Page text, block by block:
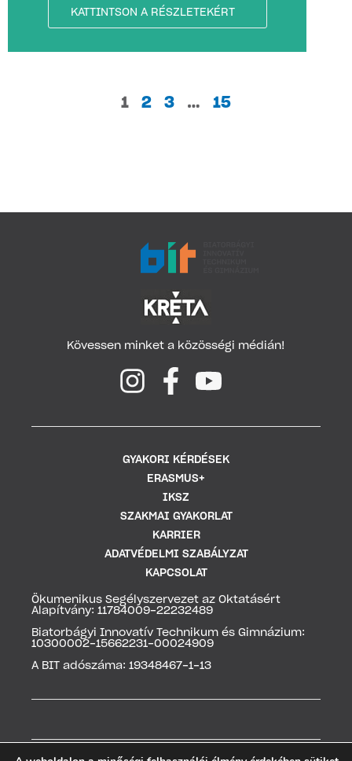
KATTINTSON A RÉSZLETEKÉRT
1 2 3 … 15
Kövessen minket a közösségi médián!
GYAKORI KÉRDÉSEK
ERASMUS+
IKSZ
SZAKMAI GYAKORLAT
KARRIER
ADATVÉDELMI SZABÁLYZAT
KAPCSOLAT
Ökumenikus Segélyszervezet az Oktatásért
Alapítvány: 11784009-22232489
Biatorbágyi Innovatív Technikum és Gimnázium:
10300002-15662231-00024909
A BIT adószáma: 19348467-1-13